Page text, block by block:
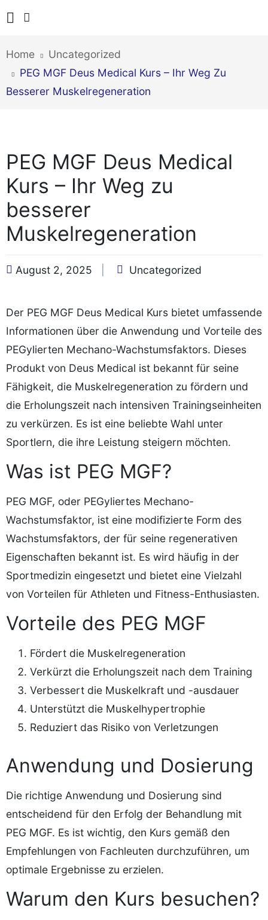
Home
Uncategorized
PEG MGF Deus Medical Kurs – Ihr Weg Zu
Besserer Muskelregeneration
PEG MGF Deus Medical
Kurs – Ihr Weg zu
besserer
Muskelregeneration
August 2, 2025 Uncategorized
Der PEG MGF Deus Medical Kurs bietet umfassende
Informationen über die Anwendung und Vorteile des
PEGylierten Mechano-Wachstumsfaktors. Dieses
Produkt von Deus Medical ist bekannt für seine
Fähigkeit, die Muskelregeneration zu fördern und
die Erholungszeit nach intensiven Trainingseinheiten
zu verkürzen. Es ist eine beliebte Wahl unter
Sportlern, die ihre Leistung steigern möchten.
Was ist PEG MGF?
PEG MGF, oder PEGyliertes Mechano-
Wachstumsfaktor, ist eine modifizierte Form des
Wachstumsfaktors, der für seine regenerativen
Eigenschaften bekannt ist. Es wird häufig in der
Sportmedizin eingesetzt und bietet eine Vielzahl
von Vorteilen für Athleten und Fitness-Enthusiasten.
Vorteile des PEG MGF
Fördert die Muskelregeneration
Verkürzt die Erholungszeit nach dem Training
Verbessert die Muskelkraft und -ausdauer
Unterstützt die Muskelhypertrophie
Reduziert das Risiko von Verletzungen
Anwendung und Dosierung
Die richtige Anwendung und Dosierung sind
entscheidend für den Erfolg der Behandlung mit
PEG MGF. Es ist wichtig, den Kurs gemäß den
Empfehlungen von Fachleuten durchzuführen, um
optimale Ergebnisse zu erzielen.
Warum den Kurs besuchen?